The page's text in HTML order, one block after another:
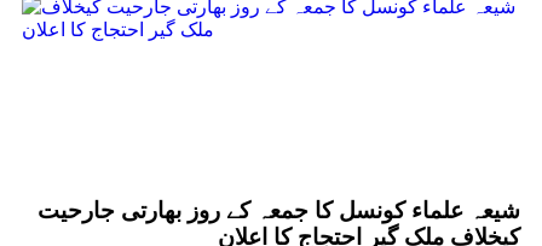
شیعہ علماء کونسل کا جمعہ کے روز بھارتی جارحیت
کیخلاف ملک گیر احتجاج کا اعلان